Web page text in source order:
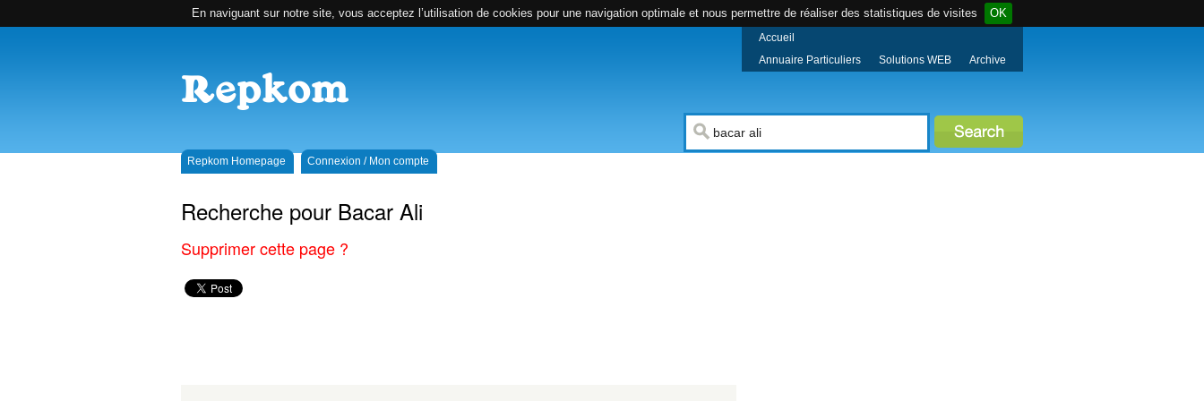
En naviguant sur notre site, vous acceptez l’utilisation de cookies pour une navigation optimale et nous permettre de réaliser des statistiques de visites OK
Accueil
Annuaire Particuliers
Solutions WEB Archive
Repkom Homepage Connexion / Mon compte
Recherche pour Bacar Ali
Supprimer cette page ?